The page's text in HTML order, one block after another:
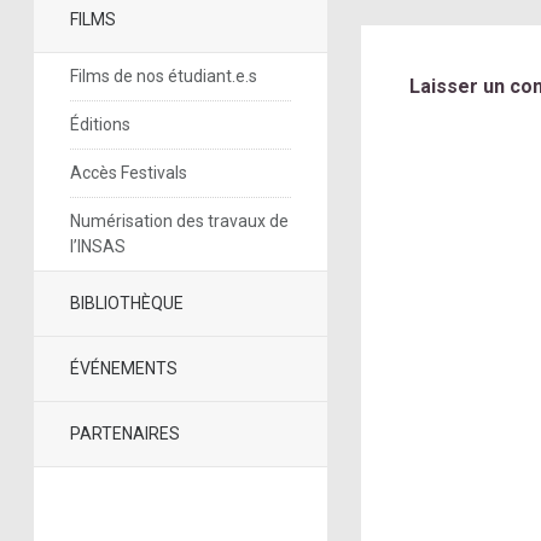
FILMS
Films de nos étudiant.e.s
Éditions
Accès Festivals
Numérisation des travaux de
l’INSAS
BIBLIOTHÈQUE
ÉVÉNEMENTS
PARTENAIRES
Laisser un